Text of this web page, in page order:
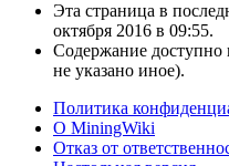
Эта страница в
октября 2016 в 09:55.
Содержание доступно
не указано иное).
Политика
О MiningWiki
Отказ от